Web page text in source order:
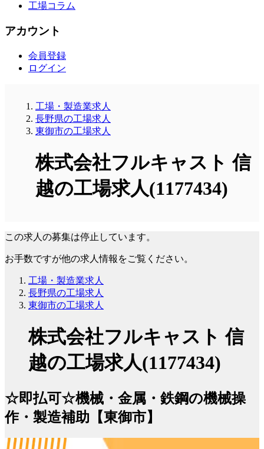
工場コラム
アカウント
会員登録
ログイン
工場・製造業求人
長野県の工場求人
東御市の工場求人
株式会社フルキャスト 信
越の工場求人(1177434)
この求人の募集は停止しています。
お手数ですが他の求人情報をご覧ください。
工場・製造業求人
長野県の工場求人
東御市の工場求人
株式会社フルキャスト 信
越の工場求人(1177434)
☆即払可☆機械・金属・鉄鋼の機械操
作・製造補助【東御市】